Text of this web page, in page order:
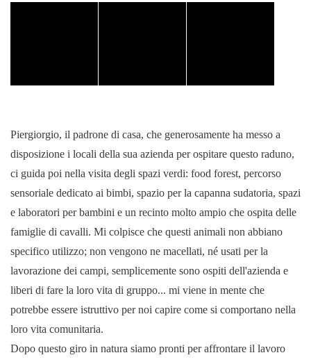
Piergiorgio, il padrone di casa, che generosamente ha messo a
disposizione i locali della sua azienda per ospitare questo raduno,
ci guida poi nella visita degli spazi verdi: food forest, percorso
sensoriale dedicato ai bimbi, spazio per la capanna sudatoria, spazi
e laboratori per bambini e un recinto molto ampio che ospita delle
famiglie di cavalli. Mi colpisce che questi animali non abbiano
specifico utilizzo; non vengono ne macellati, né usati per la
lavorazione dei campi, semplicemente sono ospiti dell'azienda e
liberi di fare la loro vita di gruppo... mi viene in mente che
potrebbe essere istruttivo per noi capire come si comportano nella
loro vita comunitaria.
Dopo questo giro in natura siamo pronti per affrontare il lavoro